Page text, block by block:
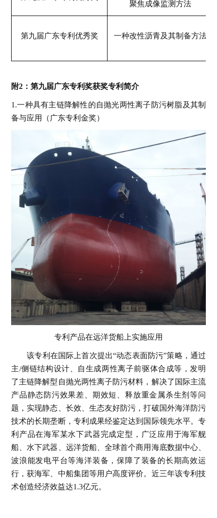
聚焦成像监测方法
第九届广东专利优秀奖 一种改性沥青及其制备方法
附2：第九届广东专利奖获奖专利简介
1.一种具有主链降解性的自抛光两性离子防污树脂及其制
备与应用（广东专利金奖）
专利产品在远洋货船上实施应用
该专利在国际上首次提出“动态表面防污”策略，通过
主/侧链结构设计、自生成两性离子前驱体合成等，发明
了主链降解型自抛光两性离子防污材料，解决了国际主流
产品静态防污效果差、期效短、释放重金属杀生剂等问
题，实现静态、长效、生态友好防污，打破国外海洋防污
技术的长期垄断，专利成果经鉴定达到国际领先水平。专
利产品在海军某水下武器完成定型，广泛应用于海军舰
船、水下武器、远洋货船、全球首个商用海底数据中心、
波浪能发电平台等海洋装备，保障了装备的长期高效运
行，获海军、中船集团等用户高度评价。近三年该专利技
术创造经济效益达1.3亿元。